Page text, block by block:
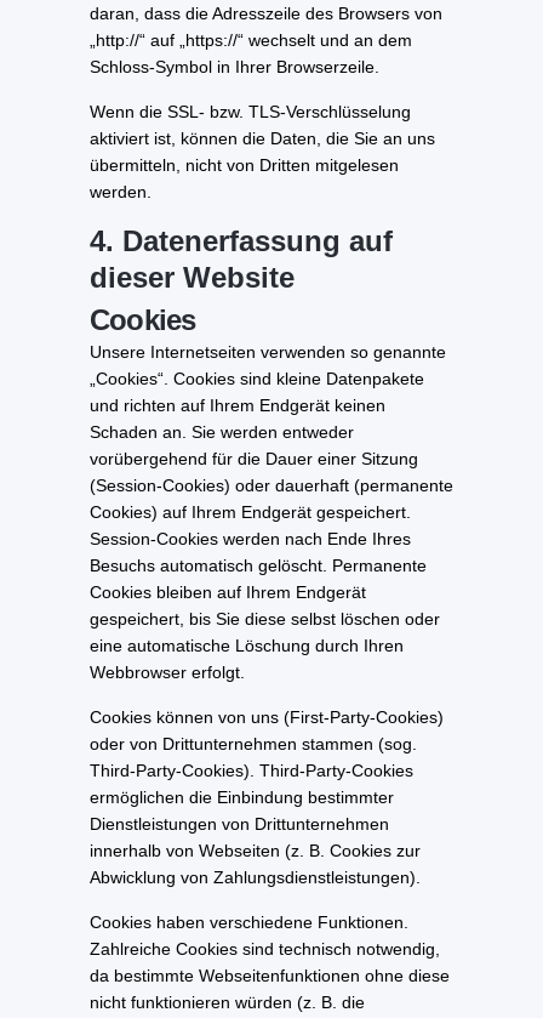
daran, dass die Adresszeile des Browsers von
„http://“ auf „https://“ wechselt und an dem
Schloss-Symbol in Ihrer Browserzeile.
Wenn die SSL- bzw. TLS-Verschlüsselung
aktiviert ist, können die Daten, die Sie an uns
übermitteln, nicht von Dritten mitgelesen
werden.
4. Datenerfassung auf
dieser Website
Cookies
Unsere Internetseiten verwenden so genannte
„Cookies“. Cookies sind kleine Datenpakete
und richten auf Ihrem Endgerät keinen
Schaden an. Sie werden entweder
vorübergehend für die Dauer einer Sitzung
(Session-Cookies) oder dauerhaft (permanente
Cookies) auf Ihrem Endgerät gespeichert.
Session-Cookies werden nach Ende Ihres
Besuchs automatisch gelöscht. Permanente
Cookies bleiben auf Ihrem Endgerät
gespeichert, bis Sie diese selbst löschen oder
eine automatische Löschung durch Ihren
Webbrowser erfolgt.
Cookies können von uns (First-Party-Cookies)
oder von Drittunternehmen stammen (sog.
Third-Party-Cookies). Third-Party-Cookies
ermöglichen die Einbindung bestimmter
Dienstleistungen von Drittunternehmen
innerhalb von Webseiten (z. B. Cookies zur
Abwicklung von Zahlungsdienstleistungen).
Cookies haben verschiedene Funktionen.
Zahlreiche Cookies sind technisch notwendig,
da bestimmte Webseitenfunktionen ohne diese
nicht funktionieren würden (z. B. die